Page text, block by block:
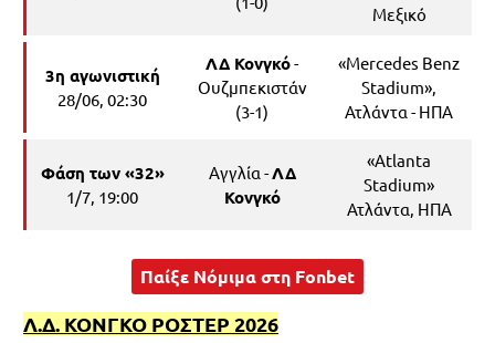
Μεξικό
3η αγωνιστική
28/06, 02:30
ΛΔ Κονγκό-
Ουζμπεκιστάν
(3-1)
«Mercedes Benz
Stadium»,
Ατλάντα - ΗΠΑ
Φάση των «32»
1/7, 19:00
Αγγλία -ΛΔ
Κονγκό
«Atlanta
Stadium»
Ατλάντα, ΗΠΑ
Παίξε Νόμιμα στη Fonbet
Λ.Δ. ΚΟΝΓΚΟ ΡΟΣΤΕΡ 2026